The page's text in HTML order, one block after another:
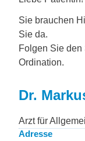
Sie brauchen
Sie da.
Folgen Sie
Ordination.
Dr.
Arzt für
Adresse